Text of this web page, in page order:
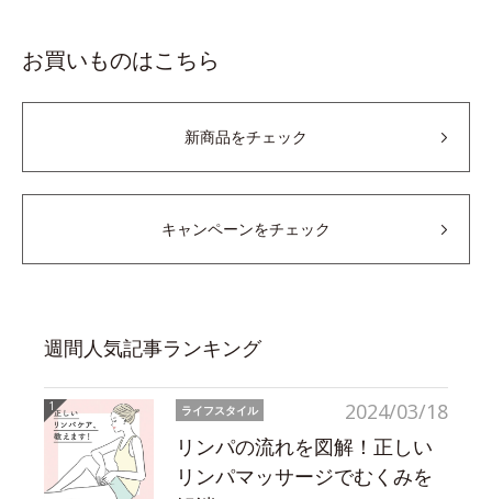
お買いものはこちら
新商品をチェック
キャンペーンをチェック
週間人気記事ランキング
2024/03/18
ライフスタイル
リンパの流れを図解！正しい
リンパマッサージでむくみを